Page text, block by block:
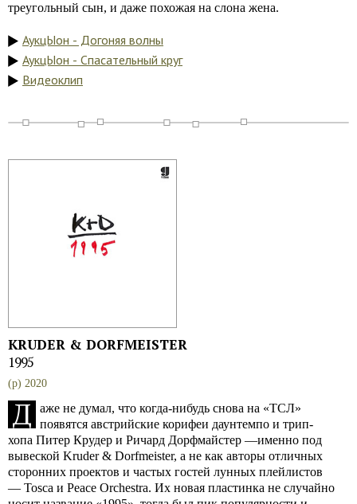
треугольный сын, и даже похожая на слона жена.
АукцЫон - Догоняя волны
АукцЫон - Спасательный круг
Видеоклип
KRUDER & DORFMEISTER
1995
(p) 2020
Д
аже не думал, что когда-нибудь снова на «ТСЛ»
появятся австрийские корифеи даунтемпо и трип-
хопа Питер Крудер и Ричард Дорфмайстер —именно под
вывеской Kruder & Dorfmeister, а не как авторы отличных
сторонних проектов и частых гостей лунных плейлистов
— Tosca и Peace Orchestra. Их новая пластинка не случайно